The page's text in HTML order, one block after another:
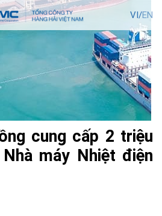
VI/EN
cung cấp 2 triệu
máy Nhiệt điện